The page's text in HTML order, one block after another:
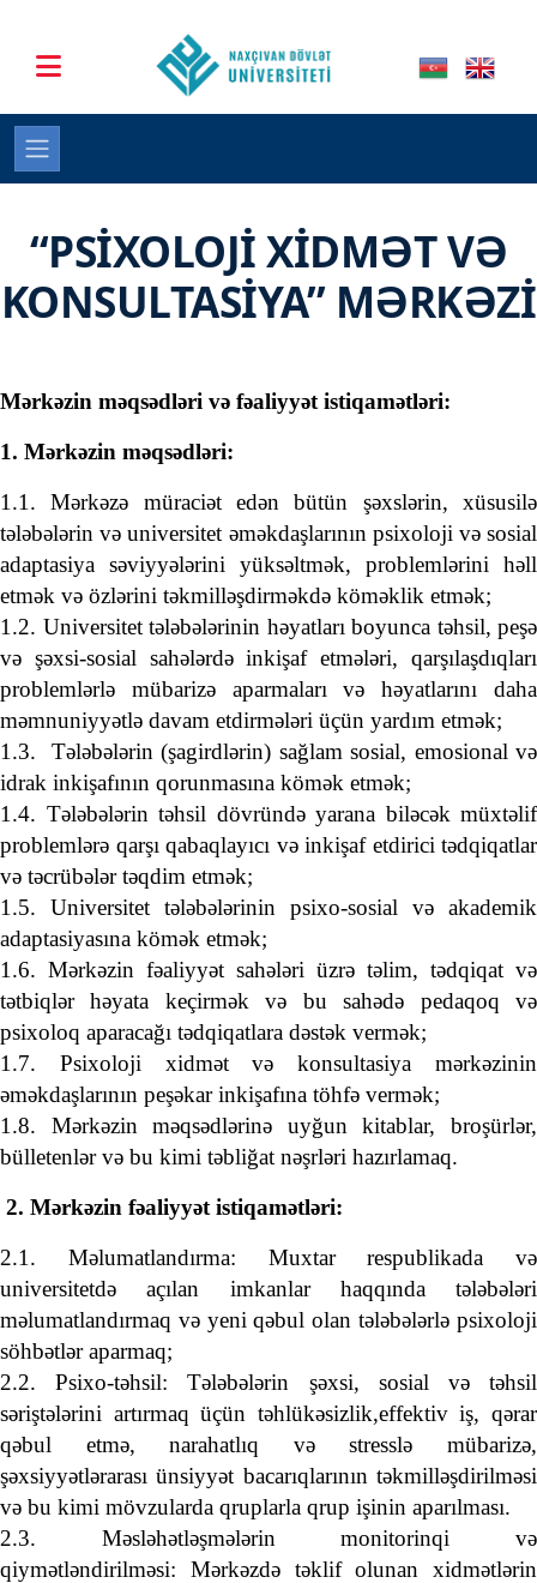
“PSİXOLOJİ XİDMƏT VƏ
KONSULTASİYA” MƏRKƏZİ
Mərkəzin məqsədləri və fəaliyyət istiqamətləri:
1. Mərkəzin məqsədləri:
1.1. Mərkəzə müraciət edən bütün şəxslərin, xüsusilə
tələbələrin və universitet əməkdaşlarının psixoloji və sosial
adaptasiya səviyyələrini yüksəltmək, problemlərini həll
etmək və özlərini təkmilləşdirməkdə köməklik etmək;
1.2. Universitet tələbələrinin həyatları boyunca təhsil, peşə
və şəxsi-sosial sahələrdə inkişaf etmələri, qarşılaşdıqları
problemlərlə mübarizə aparmaları və həyatlarını daha
məmnuniyyətlə davam etdirmələri üçün yardım etmək;
1.3.
Tələbələrin (şagirdlərin) sağlam sosial, emosional və
idrak inkişafının qorunmasına kömək etmək;
1.4. Tələbələrin təhsil dövründə yarana biləcək müxtəlif
problemlərə qarşı qabaqlayıcı və inkişaf etdirici tədqiqatlar
və təcrübələr təqdim etmək;
1.5. Universitet tələbələrinin psixo-sosial və akademik
adaptasiyasına kömək etmək;
1.6. Mərkəzin fəaliyyət sahələri üzrə təlim, tədqiqat və
tətbiqlər həyata keçirmək və bu sahədə pedaqoq və
psixoloq aparacağı tədqiqatlara dəstək vermək;
1.7. Psixoloji xidmət və konsultasiya mərkəzinin
əməkdaşlarının peşəkar inkişafına töhfə vermək;
1.8. Mərkəzin məqsədlərinə uyğun kitablar, broşürlər,
bülletenlər və bu kimi təbliğat nəşrləri hazırlamaq.
2. Mərkəzin fəaliyyət istiqamətləri:
2.1. Məlumatlandırma: Muxtar respublikada və
universitetdə açılan imkanlar haqqında tələbələri
məlumatlandırmaq və yeni qəbul olan tələbələrlə psixoloji
söhbətlər aparmaq;
2.2. Psixo-təhsil: Tələbələrin şəxsi, sosial və təhsil
səriştələrini artırmaq üçün təhlükəsizlik,effektiv iş, qərar
qəbul etmə, narahatlıq və stresslə mübarizə,
şəxsiyyətlərarası ünsiyyət bacarıqlarının təkmilləşdirilməsi
və bu kimi mövzularda qruplarla qrup işinin aparılması.
2.3. Məsləhətləşmələrin monitorinqi və
qiymətləndirilməsi: Mərkəzdə təklif olunan xidmətlərin